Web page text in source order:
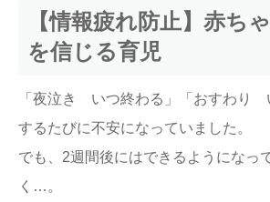
【情報疲れ防止】赤ち
を信じる育児
「夜泣き いつ終わる」「おすわり
するたびに不安になっていました。
でも、2週間後にはできるようになっ
く…。